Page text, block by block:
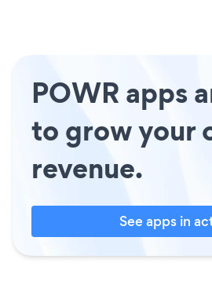
POWR apps
to grow your
revenue.
See apps in